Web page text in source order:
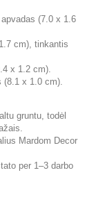
(7.0 x 1.6
cm), tinkantis
x 1.2 cm).
(8.1 x 1.0 cm).
gruntu, todėl
Mardom Decor
per 1–3 darbo